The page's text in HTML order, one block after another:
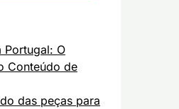
Portugal: O
Conteúdo de
das peças para